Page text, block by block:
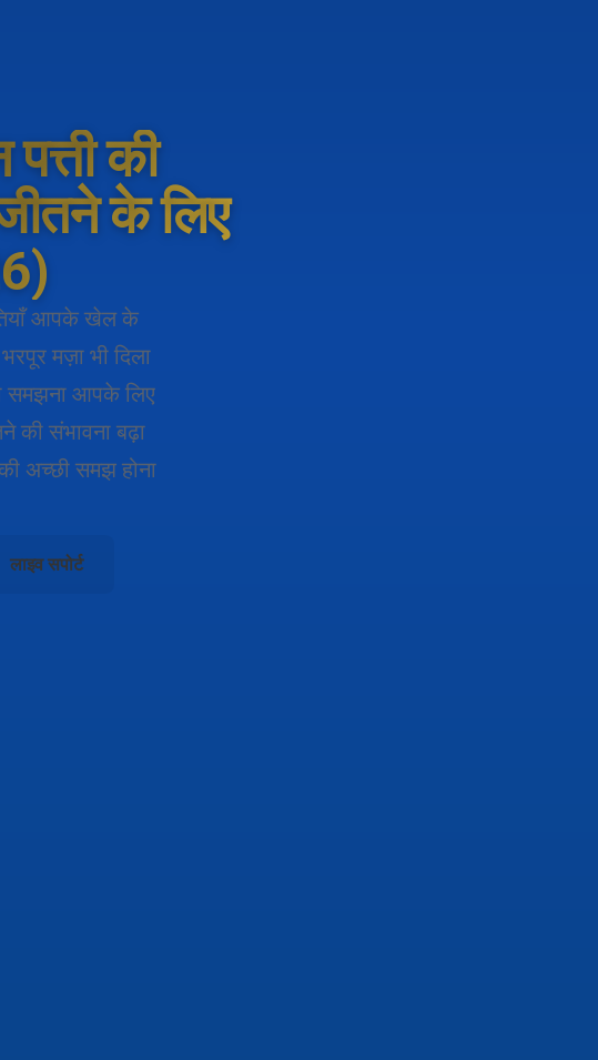
की
के लिए
आपके खेल के
मज़ा भी दिला
समझना आपके लिए
संभावना बढ़ा
अच्छी समझ होना
लाइव सपोर्ट